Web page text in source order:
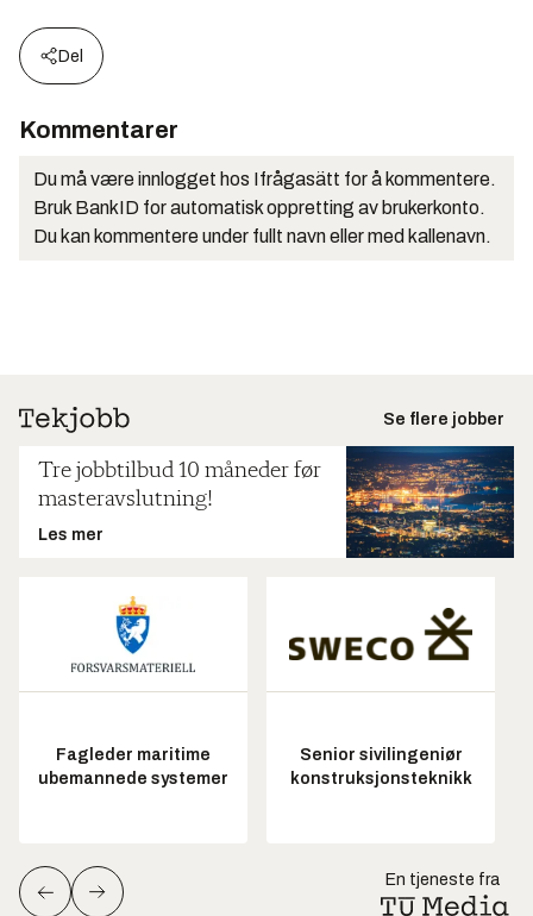
Del
Kommentarer
Du må være innlogget hos Ifrågasätt for å kommentere.
Bruk BankID for automatisk oppretting av brukerkonto.
Du kan kommentere under fullt navn eller med kallenavn.
Se flere jobber
Tre jobbtilbud 10 måneder før
masteravslutning!
Les mer
Fagleder maritime
ubemannede systemer
Senior sivilingeniør
konstruksjonsteknikk
En tjeneste fra